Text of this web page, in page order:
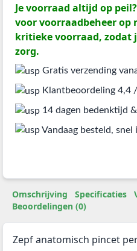
Je voorraad altijd op
voor voorraadbeheer op
kritieke voorraad, zodat
zorg.
Gratis verzending
Klantbeoordeling 4,4
14 dagen bedenktijd
Vandaag besteld, snel
Omschrijving Specificaties
Beoordelingen (0)
Zepf anatomisch pincet